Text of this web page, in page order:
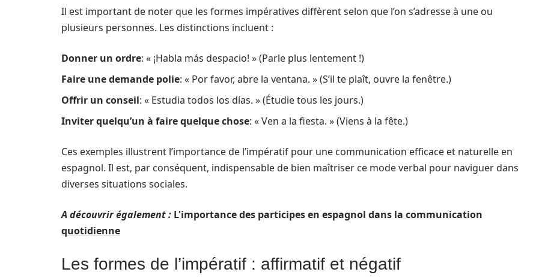
Il est important de noter que les formes impératives diffèrent selon que l’on s’adresse à une ou
plusieurs personnes. Les distinctions incluent :
Donner un ordre: « ¡Habla más despacio! » (Parle plus lentement !)
Faire une demande polie: « Por favor, abre la ventana. » (S’il te plaît, ouvre la fenêtre.)
Offrir un conseil: « Estudia todos los días. » (Étudie tous les jours.)
Inviter quelqu’un à faire quelque chose: « Ven a la fiesta. » (Viens à la fête.)
Ces exemples illustrent l’importance de l’impératif pour une communication efficace et naturelle en
espagnol. Il est, par conséquent, indispensable de bien maîtriser ce mode verbal pour naviguer dans
diverses situations sociales.
A découvrir également : L'importance des participes en espagnol dans la communication
quotidienne
Les formes de l’impératif : affirmatif et négatif